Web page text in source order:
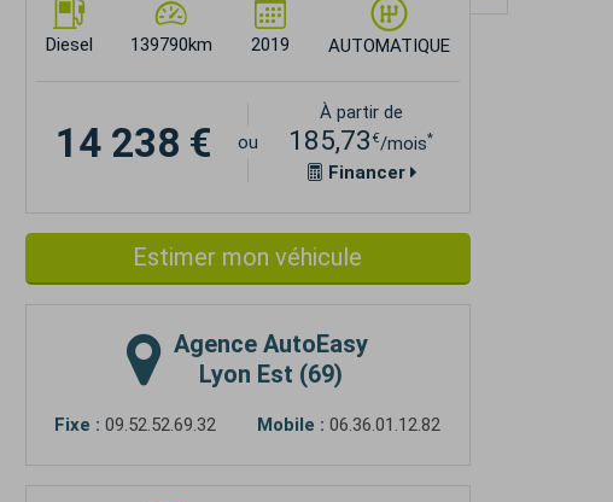
Diesel 139790km 2019 AUTOMATIQUE
14 238 € ou
À partir de
185,73 €/mois*
Financer
Estimer mon véhicule
Agence AutoEasy
Lyon Est (69)
Fixe : 09.52.52.69.32 Mobile : 06.36.01.12.82